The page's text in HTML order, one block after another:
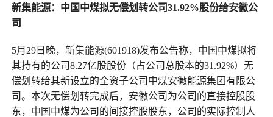
新集能源：中国中煤拟无偿划转公司31.92%股份给安徽公
司
5月29日晚，新集能源(601918)发布公告称，中国中煤拟将
其持有的公司8.27亿股股份（占公司总股本的31.92%）无
偿划转给其新设立的全资子公司中煤安徽能源集团有限公
司。本次无偿划转完成后，安徽公司为公司的直接控股股
东，中国中煤为公司的间接控股股东，公司的实际控制人